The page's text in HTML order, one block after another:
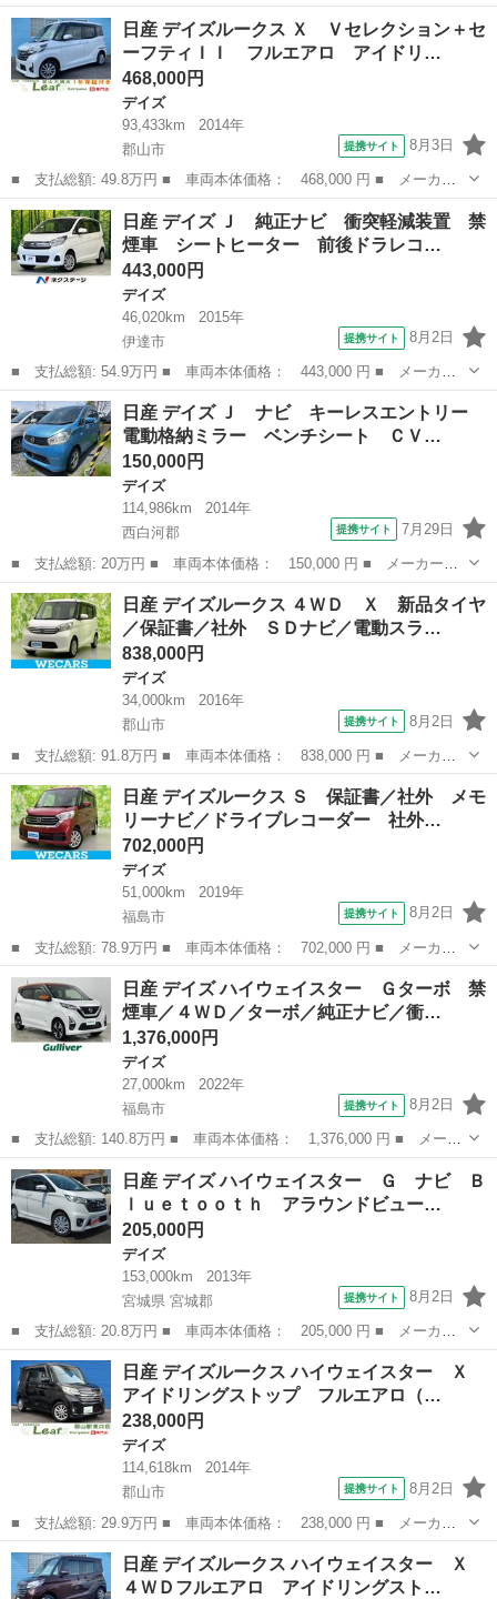
名： 日産 ■ 車種名： デイズルークス ■ グレード名： ハイウ
ェイスター Ｘ ワンオーナー ４ＷＤ 社外ディスプレイオーディ
オ アラウン...
福島 福島市 デイズ
日産 デイズルークス Ｘ Ｖセレクション＋セ
ーフティＩＩ フルエアロ アイドリ…
468,000円
デイズ
93,433km
2014年
郡山市
提携サイト 8月3日
■ 支払総額: 49.8万円 ■ 車両本体価格： 468,000 円 ■ メーカー
名： 日産 ■ 車種名： デイズルークス ■ グレード名： Ｘ Ｖ
セレクション＋セーフティＩＩ フルエアロ アイドリングストッ
プ アラウンド...
福島 郡山市 デイズ
日産 デイズ Ｊ 純正ナビ 衝突軽減装置 禁
煙車 シートヒーター 前後ドラレコ…
443,000円
デイズ
46,020km
2015年
伊達市
提携サイト 8月2日
■ 支払総額: 54.9万円 ■ 車両本体価格： 443,000 円 ■ メーカー
名： 日産 ■ 車種名： デイズ ■ グレード名： Ｊ 純正ナビ
衝突軽減装置 禁煙車 シートヒーター 前後ドラレコ ＬＥＤヘッ
ド ＥＴＣ ...
福島 伊達市 デイズ
日産 デイズ Ｊ ナビ キーレスエントリー
電動格納ミラー ベンチシート ＣＶ…
150,000円
デイズ
114,986km
2014年
西白河郡
提携サイト 7月29日
■ 支払総額: 20万円 ■ 車両本体価格： 150,000 円 ■ メーカー
名： 日産 ■ 車種名： デイズ ■ グレード名： Ｊ ナビ キー
レスエントリー 電動格納ミラー ベンチシート ＣＶＴ ＡＢＳ
ミュージックプレ...
福島 西白河郡 デイズ
日産 デイズルークス ４ＷＤ Ｘ 新品タイヤ
／保証書／社外 ＳＤナビ／電動スラ…
838,000円
デイズ
34,000km
2016年
郡山市
提携サイト 8月2日
■ 支払総額: 91.8万円 ■ 車両本体価格： 838,000 円 ■ メーカー
名： 日産 ■ 車種名： デイズルークス ■ グレード名： ４Ｗ
Ｄ Ｘ 新品タイヤ／保証書／社外 ＳＤナビ／電動スライドドア／
シートヒーター...
福島 郡山市 デイズ
日産 デイズルークス Ｓ 保証書／社外 メモ
リーナビ／ドライブレコーダー 社外…
702,000円
デイズ
51,000km
2019年
福島市
提携サイト 8月2日
■ 支払総額: 78.9万円 ■ 車両本体価格： 702,000 円 ■ メーカー
名： 日産 ■ 車種名： デイズルークス ■ グレード名： Ｓ 保
証書／社外 メモリーナビ／ドライブレコーダー 社外／ＥＴＣ／Ｅ
ＢＤ付ＡＢＳ...
福島 福島市 デイズ
日産 デイズ ハイウェイスター Ｇターボ 禁
煙車／４ＷＤ／ターボ／純正ナビ／衝…
1,376,000円
デイズ
27,000km
2022年
福島市
提携サイト 8月2日
■ 支払総額: 140.8万円 ■ 車両本体価格： 1,376,000 円 ■ メーカ
ー名： 日産 ■ 車種名： デイズ ■ グレード名： ハイウェイス
ター Ｇターボ 禁煙車／４ＷＤ／ターボ／純正ナビ／衝突軽減／レ
ーンキー...
福島 福島市 デイズ
日産 デイズ ハイウェイスター Ｇ ナビ Ｂ
ｌｕｅｔｏｏｔｈ アラウンドビュー…
205,000円
デイズ
153,000km
2013年
宮城県 宮城郡
提携サイト 8月2日
■ 支払総額: 20.8万円 ■ 車両本体価格： 205,000 円 ■ メーカー
名： 日産 ■ 車種名： デイズ ■ グレード名： ハイウェイスタ
ー Ｇ ナビ Ｂｌｕｅｔｏｏｔｈ アラウンドビューモニター ス
マートキー ...
宮城 宮城郡 デイズ
日産 デイズルークス ハイウェイスター Ｘ
アイドリングストップ フルエアロ（…
238,000円
デイズ
114,618km
2014年
郡山市
提携サイト 8月2日
■ 支払総額: 29.9万円 ■ 車両本体価格： 238,000 円 ■ メーカー
名： 日産 ■ 車種名： デイズルークス ■ グレード名： ハイウ
ェイスター Ｘ アイドリングストップ フルエアロ（車検２年・新
品バッテリー...
福島 郡山市 デイズ
日産 デイズルークス ハイウェイスター Ｘ
４ＷＤフルエアロ アイドリングスト…